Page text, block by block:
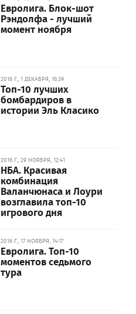
Евролига. Блок-шот
Рэндолфа - лучший
момент ноября
2016 Г., 1 ДЕКАБРЯ, 16:39
Топ-10 лучших
бомбардиров в
истории Эль Класико
2016 Г., 29 НОЯБРЯ, 12:41
НБА. Красивая
комбинация
Валанчюнаса и Лоури
возглавила топ-10
игрового дня
2016 Г., 17 НОЯБРЯ, 14:17
Евролига. Топ-10
моментов седьмого
тура